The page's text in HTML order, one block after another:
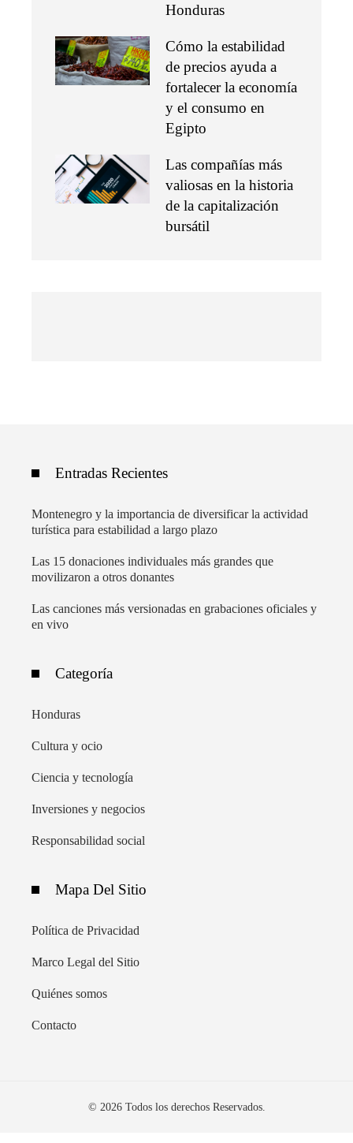
Honduras
Cómo la estabilidad
de precios ayuda a
fortalecer la economía
y el consumo en
Egipto
Las compañías más
valiosas en la historia
de la capitalización
bursátil
Entradas Recientes
Montenegro y la importancia de diversificar la actividad
turística para estabilidad a largo plazo
Las 15 donaciones individuales más grandes que
movilizaron a otros donantes
Las canciones más versionadas en grabaciones oficiales y
en vivo
Categoría
Honduras
Cultura y ocio
Ciencia y tecnología
Inversiones y negocios
Responsabilidad social
Mapa Del Sitio
Política de Privacidad
Marco Legal del Sitio
Quiénes somos
Contacto
© 2026 Todos los derechos Reservados.